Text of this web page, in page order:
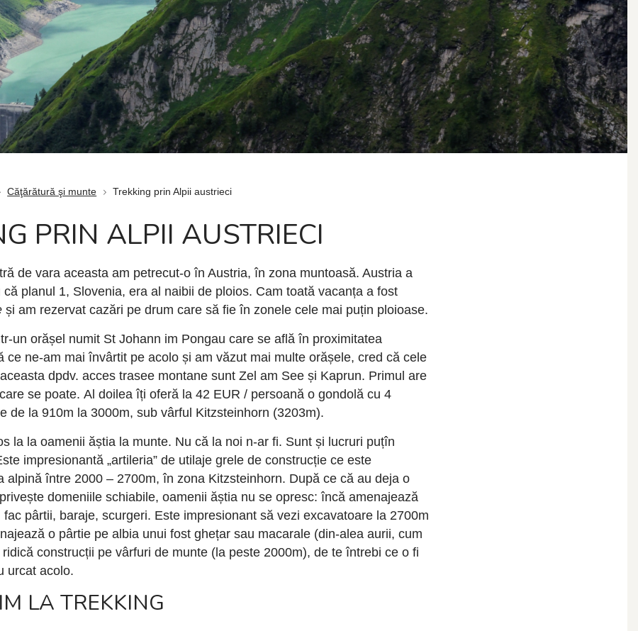
Căţărătură şi munte Trekking prin Alpii austrieci
PRIN ALPII AUSTRIECI
de vara aceasta am petrecut-o în Austria, în zona muntoasă. Austria a
planul 1, Slovenia, era al naibii de ploios. Cam toată vacanța a fost
și am rezervat cazări pe drum care să fie în zonele cele mai puțin ploioase.
un orășel numit St Johann im Pongau care se află în proximitatea
ce ne-am mai învârtit pe acolo și am văzut mai multe orășele, cred că cele
dpdv. acces trasee montane sunt Zel am See și Kaprun. Primul are
se poate. Al doilea îți oferă la 42 EUR / persoană o gondolă cu 4
de la 910m la 3000m, sub vârful Kitzsteinhorn (3203m).
la la oamenii ăștia la munte. Nu că la noi n-ar fi. Sunt și lucruri puțîn
impresionantă „artileria” de utilaje grele de construcție ce este
alpină între 2000 – 2700m, în zona Kitzsteinhorn. După ce că au deja o
domeniile schiabile, oamenii ăștia nu se opresc: încă amenajează
pârtii, baraje, scurgeri. Este impresionant să vezi excavatoare la 2700m
o pârtie pe albia unui fost ghețar sau macarale (din-alea aurii, cum
construcții pe vârfuri de munte (la peste 2000m), de te întrebi ce o fi
urcat acolo.
LA TREKKING